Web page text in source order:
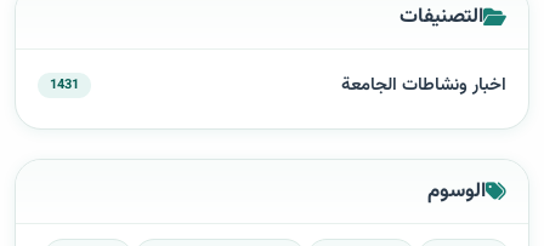
التصنيفات
اخبار ونشاطات الجامعة 1431
الوسوم